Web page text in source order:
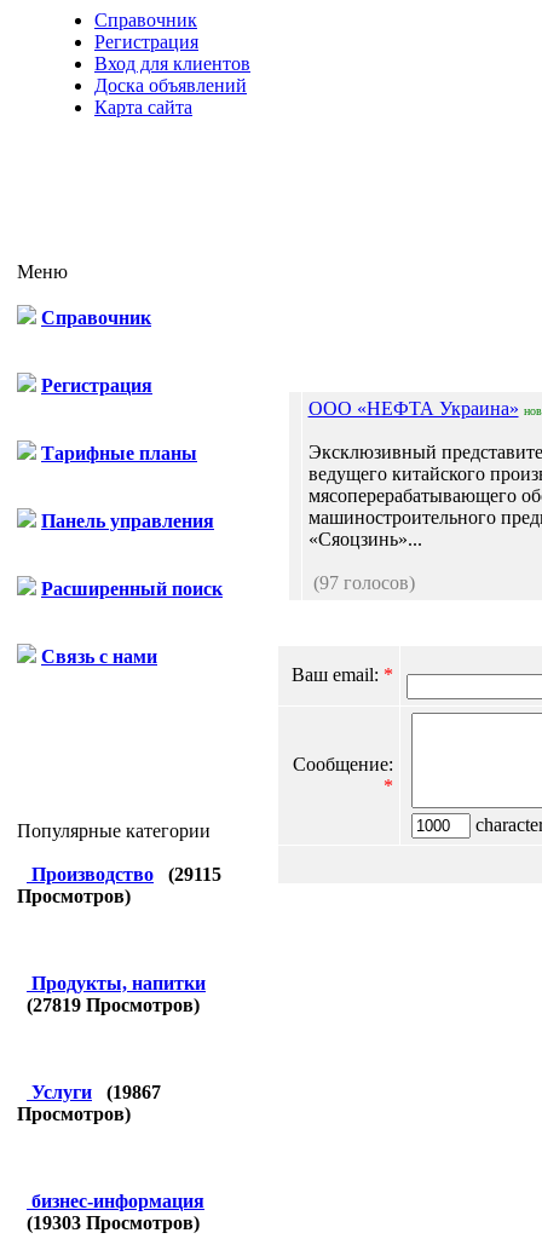
Справочник
Регистрация
Вход для клиентов
Доска объявлений
Карта сайта
Меню
Справочник
Регистрация
Тарифные планы
Панель управления
Расширенный поиск
Связь с нами
Популярные категории
Производство (29115
Просмотров)
Продукты, напитки
(27819 Просмотров)
Услуги (19867
Просмотров)
бизнес-информация
(19303 Просмотров)
ООО «НЕФТА Украина»
Эксклюзивный
ведущего китайского
мясоперерабатывающего
машиностроительного
«Сяоцзинь»...
(97 голосов)
Ваш email: *
Сообщение:
*